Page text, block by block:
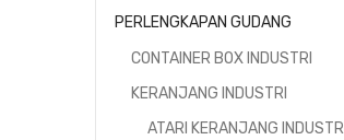
PERLENGKAPAN GUDANG
CONTAINER BOX INDUSTRI
KERANJANG INDUSTRI
ATARI KERANJANG INDUSTRI